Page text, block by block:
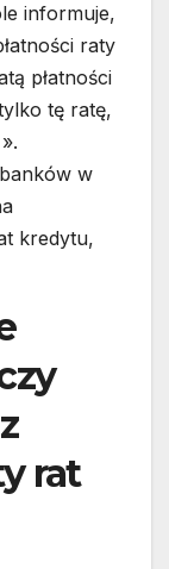
informuje,
raty
płatności
tę ratę,
w
kredytu,
rat